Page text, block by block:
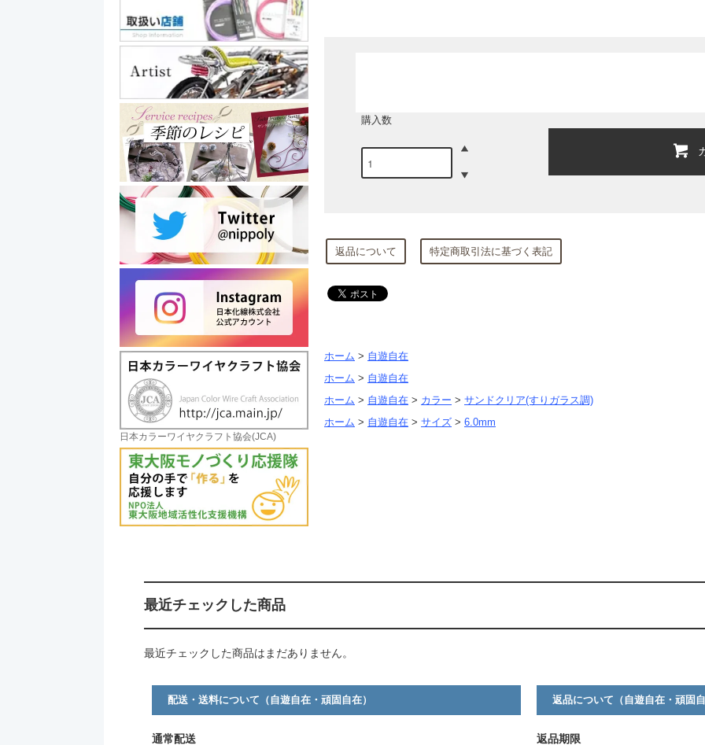
購入数
返品について 特定商取引法に基づく表記
ホーム > 自遊自在
ホーム > 自遊自在
ホーム > 自遊自在 > カラー > サンドクリア(すりガラス調)
ホーム > 自遊自在 > サイズ > 6.0mm
日本カラーワイヤクラフト協会(JCA)
最近チェックした商品
最近チェックした商品はまだありません。
配送・送料について（自遊自在・頑固自在）
通常配送
返品について（自遊自在・頑固
返品期限